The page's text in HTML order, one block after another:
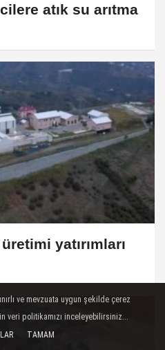
atık su arıtma
yatırımları
ve mevzuata uygun şekilde çerez
veri politikamızı inceleyebilirsiniz...
TAMAM